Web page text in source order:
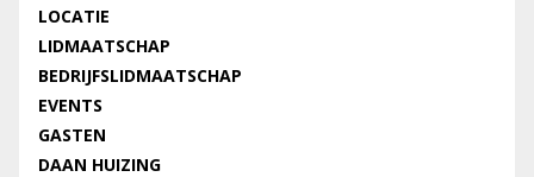
LOCATIE
LIDMAATSCHAP
BEDRIJFSLIDMAATSCHAP
EVENTS
GASTEN
DAAN HUIZING